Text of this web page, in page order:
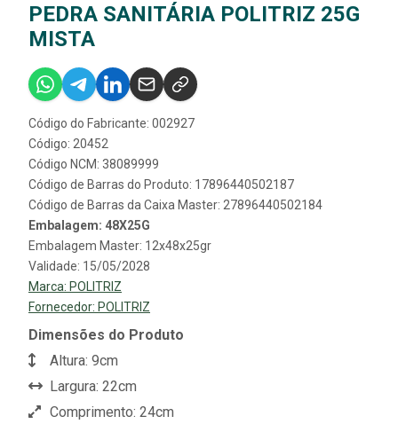
PEDRA SANITÁRIA POLITRIZ 25G
MISTA
Código do Fabricante: 002927
Código: 20452
Código NCM: 38089999
Código de Barras do Produto: 17896440502187
Código de Barras da Caixa Master: 27896440502184
Embalagem: 48X25G
Embalagem Master: 12x48x25gr
Validade: 15/05/2028
Marca: POLITRIZ
Fornecedor: POLITRIZ
Dimensões do Produto
Altura: 9cm
Largura: 22cm
Comprimento: 24cm